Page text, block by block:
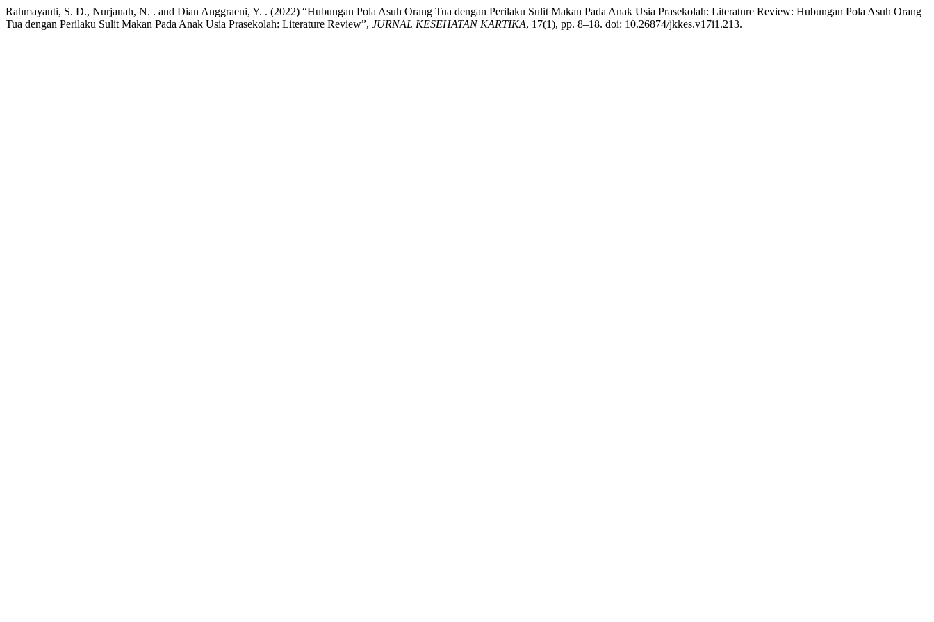
Rahmayanti, S. D., Nurjanah, N. . and Dian Anggraeni, Y. . (2022) “Hubungan Pola Asuh Orang Tua dengan Perilaku Sulit Makan Pada Anak Usia Prasekolah: Literature Review: Hubungan Pola Asuh Orang
Tua dengan Perilaku Sulit Makan Pada Anak Usia Prasekolah: Literature Review”, JURNAL KESEHATAN KARTIKA, 17(1), pp. 8–18. doi: 10.26874/jkkes.v17i1.213.